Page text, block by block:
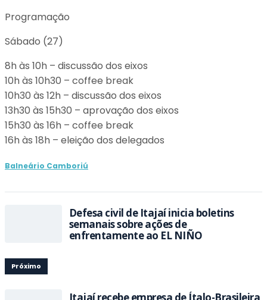
Programação
Sábado (27)
8h às 10h – discussão dos eixos
10h às 10h30 – coffee break
10h30 às 12h – discussão dos eixos
13h30 às 15h30 – aprovação dos eixos
15h30 às 16h – coffee break
16h às 18h – eleição dos delegados
Balneário Camboriú
Defesa civil de Itajaí inicia boletins
semanais sobre ações de
enfrentamente ao EL NIÑO
Próximo
Itajaí recebe empresa de Ítalo-Brasileira